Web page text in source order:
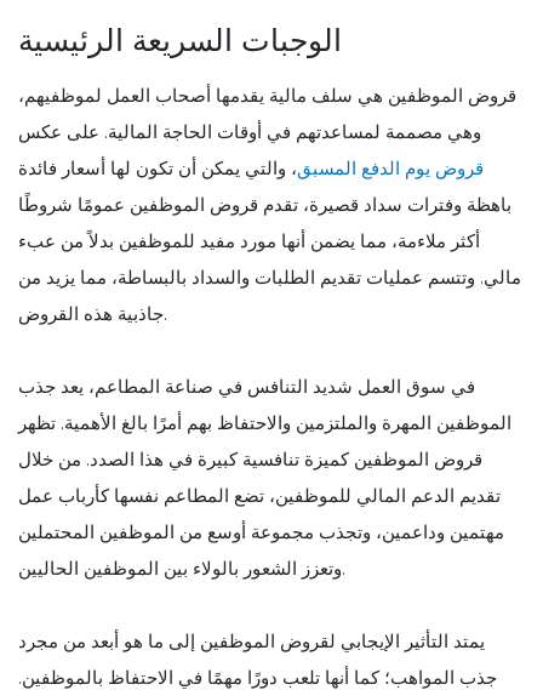
الوجبات السريعة الرئيسية
قروض الموظفين هي سلف مالية يقدمها أصحاب العمل لموظفيهم،
وهي مصممة لمساعدتهم في أوقات الحاجة المالية. على عكس
قروض يوم الدفع المسبق، والتي يمكن أن تكون لها أسعار فائدة
باهظة وفترات سداد قصيرة، تقدم قروض الموظفين عمومًا شروطًا
أكثر ملاءمة، مما يضمن أنها مورد مفيد للموظفين بدلاً من عبء
مالي. وتتسم عمليات تقديم الطلبات والسداد بالبساطة، مما يزيد من
جاذبية هذه القروض.
في سوق العمل شديد التنافس في صناعة المطاعم، يعد جذب
الموظفين المهرة والملتزمين والاحتفاظ بهم أمرًا بالغ الأهمية. تظهر
قروض الموظفين كميزة تنافسية كبيرة في هذا الصدد. من خلال
تقديم الدعم المالي للموظفين، تضع المطاعم نفسها كأرباب عمل
مهتمين وداعمين، وتجذب مجموعة أوسع من الموظفين المحتملين
وتعزز الشعور بالولاء بين الموظفين الحاليين.
يمتد التأثير الإيجابي لقروض الموظفين إلى ما هو أبعد من مجرد
جذب المواهب؛ كما أنها تلعب دورًا مهمًا في الاحتفاظ بالموظفين.